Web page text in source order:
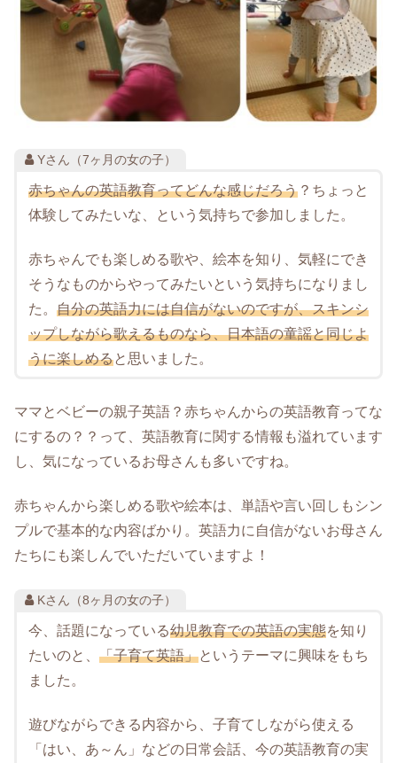
Yさん（7ヶ月の女の子）
赤ちゃんの英語教育ってどんな感じだろう？ちょっと
体験してみたいな、という気持ちで参加しました。
赤ちゃんでも楽しめる歌や、絵本を知り、気軽にでき
そうなものからやってみたいという気持ちになりまし
た。 自分の英語力には自信がないのですが、スキンシ
ップしながら歌えるものなら、日本語の童謡と同じよ
うに楽しめると思いました。
ママとベビーの親子英語？赤ちゃんからの英語教育ってな
にするの？？って、英語教育に関する情報も溢れています
し、気になっているお母さんも多いですね。
赤ちゃんから楽しめる歌や絵本は、単語や言い回しもシン
プルで基本的な内容ばかり。英語力に自信がないお母さん
たちにも楽しんでいただいていますよ！
Kさん（8ヶ月の女の子）
今、話題になっている幼児教育での英語の実態を知り
たいのと、 「子育て英語」というテーマに興味をもち
ました。
遊びながらできる内容から、子育てしながら使える
「はい、あ～ん」などの日常会話、今の英語教育の実